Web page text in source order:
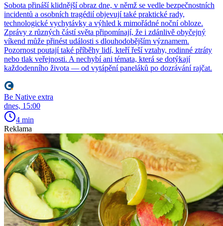
Sobota přináší klidnější obraz dne, v němž se vedle bezpečnostních
incidentů a osobních tragédií objevují také praktické rady,
technologické vychytávky a výhled k mimořádné noční obloze.
Zprávy z různých částí světa připomínají, že i zdánlivě obyčejný
víkend může přinést události s dlouhodobějším významem.
Pozornost poutají také příběhy lidí, kteří řeší vztahy, rodinné ztráty
nebo tlak veřejnosti. A nechybí ani témata, která se dotýkají
každodenního života — od vytápění paneláků po dozrávání rajčat.
Be Native extra
dnes, 15:00
4 min
Reklama